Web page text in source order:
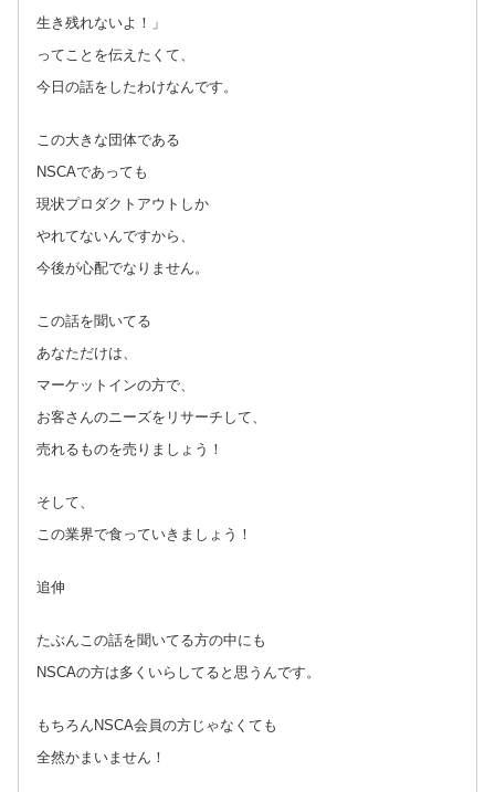
生き残れないよ！」
ってことを伝えたくて、
今日の話をしたわけなんです。
この大きな団体である
NSCAであっても
現状プロダクトアウトしか
やれてないんですから、
今後が心配でなりません。
この話を聞いてる
あなただけは、
マーケットインの方で、
お客さんのニーズをリサーチして、
売れるものを売りましょう！
そして、
この業界で食っていきましょう！
追伸
たぶんこの話を聞いてる方の中にも
NSCAの方は多くいらしてると思うんです。
もちろんNSCA会員の方じゃなくても
全然かまいません！